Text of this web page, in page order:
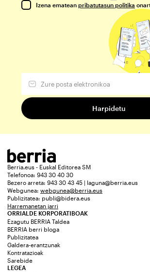
Izena ematean pribatutasun politika
Berria.eus - Euskal Editorea SM
Telefonoa: 943 30 40 30
Bezero arreta: 943 30 43 45 | laguna@berria.eus
Webgunea: webgunea@berria.eus
Publizitatea: publi@bidera.eus
Harremanetan jarri
ORRIALDE KORPORATIBOAK
Ezagutu BERRIA Taldea
BERRIA berri bloga
Publizitatea
Galdera-erantzunak
Kontratazioak
Sarebide
LEGEA